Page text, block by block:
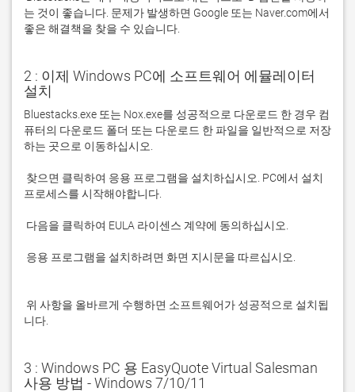
는 것이 좋습니다. 문제가 발생하면 Google 또는 Naver.com에서
좋은 해결책을 찾을 수 있습니다.
2 : 이제 Windows PC에 소프트웨어 에뮬레이터
설치
Bluestacks.exe 또는 Nox.exe를 성공적으로 다운로드 한 경우 컴
퓨터의 다운로드 폴더 또는 다운로드 한 파일을 일반적으로 저장
니다.
3 : Windows PC 용 EasyQuote Virtual Salesman
사용 방법 - Windows 7/10/11